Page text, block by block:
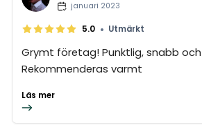
januari 2023
5.0 • Utmärkt
Grymt företag! Punktlig, snabb
Rekommenderas varmt
Läs mer